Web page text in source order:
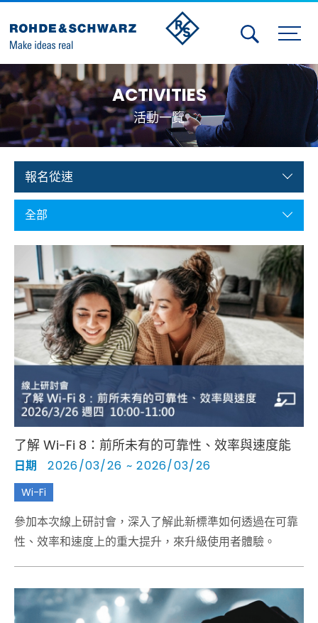
Activities
Contact Us
Member
Calendar
Member Login
Aerospace | Defense | Security
Broadcast and Media
Cybersecurity
ACTIVITIES
活動一覽
報名從速
全部
了解 Wi-Fi 8：前所未有的可靠性、效率與速度能
日期 2026/03/26 ~ 2026/03/26
Wi-Fi
參加本次線上研討會，深入了解此新標準如何透過在可靠
性、效率和速度上的重大提升，來升級使用者體驗。